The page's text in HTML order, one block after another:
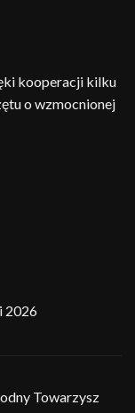
kooperacji kilku
o wzmocnionej
2026
Towarzysz